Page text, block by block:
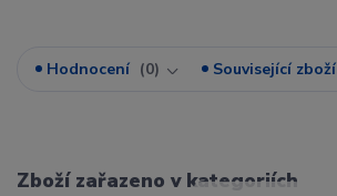
Hodnocení 0 Související zboží
Zboží zařazeno v kategoriích